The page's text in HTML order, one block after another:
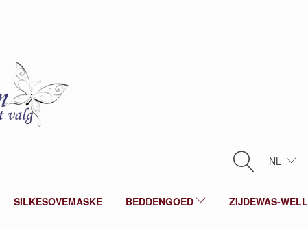
NL
SILKESOVEMASKE BEDDENGOED ZIJDEWAS-